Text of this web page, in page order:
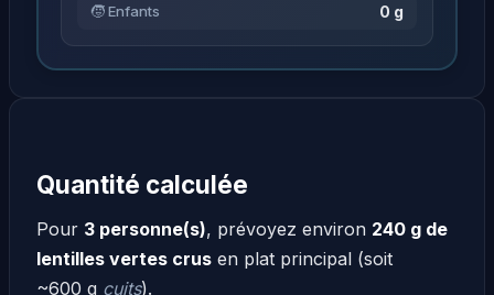
🧒 Enfants 0 g
Quantité calculée
Pour 3 personne(s), prévoyez environ 240 g de
lentilles vertes crus en plat principal (soit
~600 g cuits).